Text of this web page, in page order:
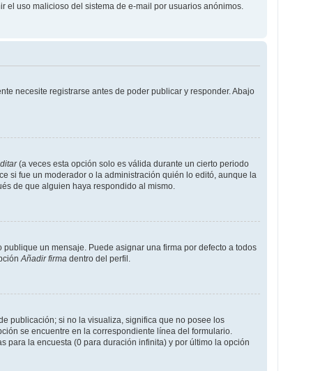
el uso malicioso del sistema de e-mail por usuarios anónimos.
necesite registrarse antes de poder publicar y responder. Abajo
(a veces esta opción solo es válida durante un cierto periodo
si fue un moderador o la administración quién lo editó, aunque la
de que alguien haya respondido al mismo.
publique un mensaje. Puede asignar una firma por defecto a todos
Añadir firma dentro del perfil.
publicación; si no la visualiza, significa que no posee los
se encuentre en la correspondiente línea del formulario.
para la encuesta (0 para duración infinita) y por último la opción